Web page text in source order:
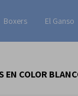
Boxers El Ganso
EN COLOR